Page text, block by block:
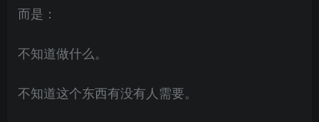
而是：
不知道做什么。
不知道这个东西有没有人需要。